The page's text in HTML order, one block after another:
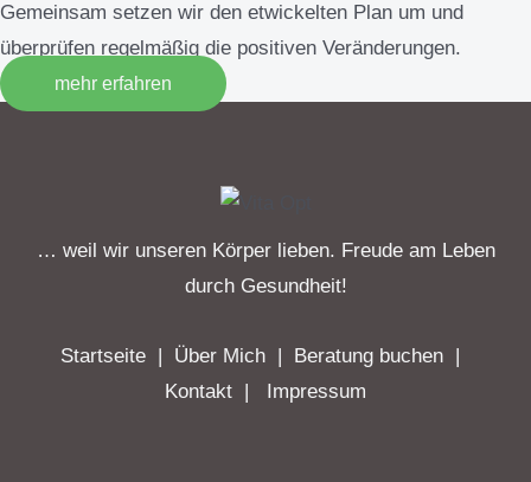
Gemeinsam setzen wir den etwickelten Plan um und
überprüfen regelmäßig die positiven Veränderungen.
mehr erfahren
… weil wir unseren Körper lieben. Freude am Leben
durch Gesundheit!
Startseite Über Mich Beratung buchen
Kontakt
Impressum